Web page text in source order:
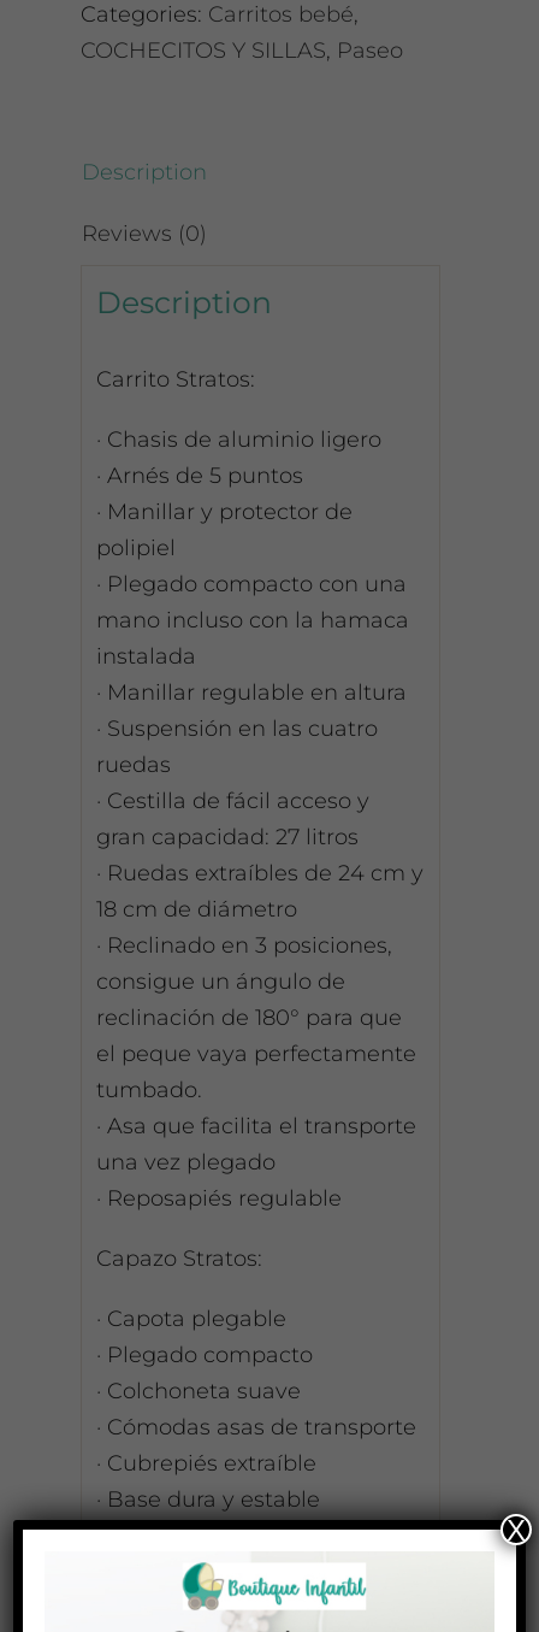
Frack
quantity
Categories: Carritos bebé,
COCHECITOS Y SILLAS, Paseo
Description
Reviews (0)
Description
Carrito Stratos:
· Chasis de aluminio ligero
· Arnés de 5 puntos
· Manillar y protector de
polipiel
· Plegado compacto con una
mano incluso con la hamaca
instalada
· Manillar regulable en altura
· Suspensión en las cuatro
ruedas
· Cestilla de fácil acceso y
gran capacidad: 27 litros
· Ruedas extraíbles de 24 cm y
18 cm de diámetro
· Reclinado en 3 posiciones,
consigue un ángulo de
reclinación de 180° para que
el peque vaya perfectamente
tumbado.
· Asa que facilita el transporte
una vez plegado
· Reposapiés regulable
Capazo Stratos:
· Capota plegable
· Plegado compacto
· Colchoneta suave
· Cómodas asas de transporte
· Cubrepiés extraíble
· Base dura y estable
· Dispone de barra protectora
· Medidas abierto: 58,5 x 42 x
X